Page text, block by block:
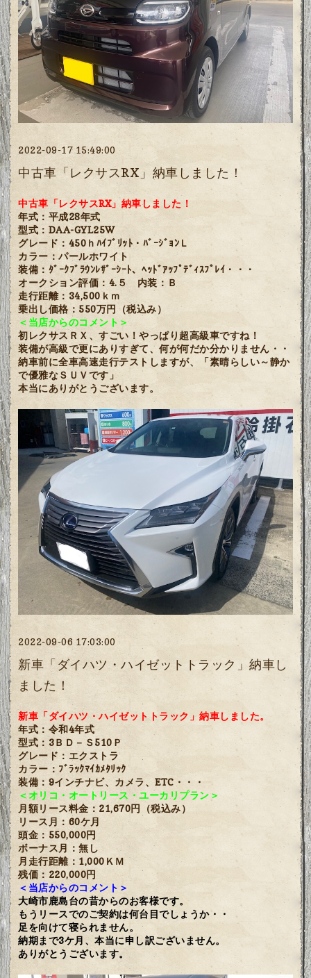
2022-09-17 15:49:00
中古車「レクサスRX」納車しました！
中古車「レクサスRX」納車しました！
年式：平成28年式
型式：DAA-GYL25W
グレード：450ｈﾊｲﾌﾞﾘｯﾄ・ﾊﾞｰｼﾞｮﾝＬ
カラー：パールホワイト
装備：ﾀﾞｰｸﾌﾞﾗｳﾝﾚｻﾞｰｼｰﾄ、ﾍｯﾄﾞｱｯﾌﾟﾃﾞｨｽﾌﾟﾚｲ・・・
オークション評価：4.５ 内装：Ｂ
走行距離：34,500ｋｍ
乗出し価格：550万円（税込み）
＜当店からのコメント＞
初レクサスＲＸ、すごい！やっぱり超高級車ですね！
装備が高級で更にありすぎて、何が何だか分かりません・・
納車前に全車高速走行テストしますが、「素晴らしい～静か
で優雅なＳＵＶです」
本当にありがとうございます。
2022-09-06 17:03:00
新車「ダイハツ・ハイゼットトラック」納車し
ました！
新車「ダイハツ・ハイゼットトラック」納車しました。
年式：令和4年式
型式：3ＢＤ－Ｓ510Ｐ
グレード：エクストラ
カラー：ﾌﾞﾗｯｸﾏｲｶﾒﾀﾘｯｸ
装備：9インチナビ、カメラ、ETC・・・
＜オリコ・オートリース・ユーカリプラン＞
月額リース料金：21,670円（税込み）
リース月：60ケ月
頭金：550,000円
ボーナス月：無し
月走行距離：1,000ＫＭ
残価：220,000円
＜当店からのコメント＞
大崎市鹿島台の昔からのお客様です。
もうリースでのご契約は何台目でしょうか・・
足を向けて寝られません。
納期まで3ケ月、本当に申し訳ございません。
ありがとうございます。